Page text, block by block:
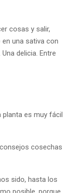
cosas y salir,
una sativa con
delicia. Entre
es muy fácil
cosechas
sido, hasta los